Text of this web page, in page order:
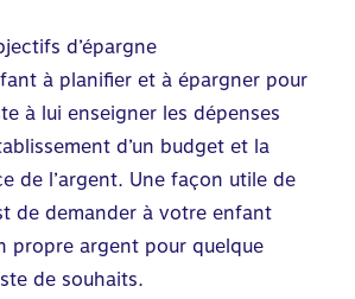
d’épargne
à planifier et à épargner pour
à lui enseigner les dépenses
d’un budget et la
de l’argent. Une façon utile de
de demander à votre enfant
propre argent pour quelque
de souhaits.